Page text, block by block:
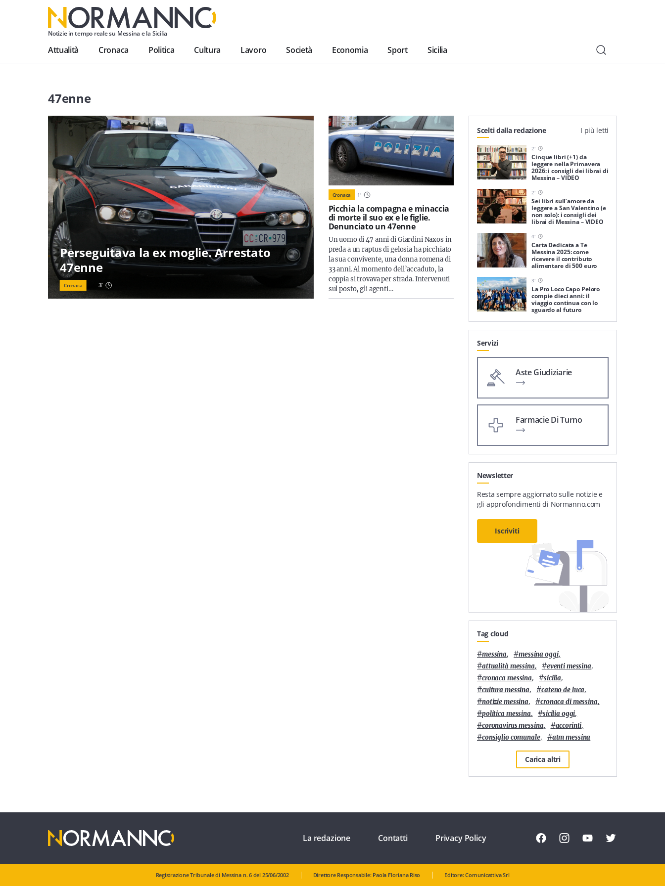
Notizie in tempo reale su Messina e la Sicilia
Attualità Cronaca Politica Cultura Lavoro Società Economia Sport Sicilia
47enne
Perseguitava la ex moglie. Arrestato
47enne
Cronaca 3'
Cronaca 1'
Picchia la compagna e minaccia
di morte il suo ex e le figlie.
Denunciato un 47enne
Un uomo di 47 anni di Giardini Naxos in
preda a un raptus di gelosia ha picchiato
la sua convivente, una donna romena di
33 anni. Al momento dell’accaduto, la
coppia si trovava per strada. Intervenuti
sul posto, gli agenti…
Scelti dalla redazione I più letti
2'
Cinque libri (+1) da
leggere nella Primavera
2026: i consigli dei librai di
Messina – VIDEO
2'
Sei libri sull’amore da
leggere a San Valentino (e
non solo): i consigli dei
librai di Messina – VIDEO
4'
Carta Dedicata a Te
Messina 2025: come
ricevere il contributo
alimentare di 500 euro
3'
La Pro Loco Capo Peloro
compie dieci anni: il
viaggio continua con lo
sguardo al futuro
Servizi
Aste Giudiziarie
Farmacie Di Turno
Newsletter
Resta sempre aggiornato sulle notizie e
gli approfondimenti di Normanno.com
Iscriviti
Tag cloud
#messina, #messina oggi,
#attualità messina, #eventi messina,
#cronaca messina, #sicilia,
#cultura messina, #cateno de luca,
#notizie messina, #cronaca di messina,
#politica messina, #sicilia oggi,
#coronavirus messina, #accorinti,
#consiglio comunale, #atm messina
Carica altri
La redazione Contatti Privacy Policy
Registrazione Tribunale di Messina n. 6 del 25/06/2002 Direttore Responsabile: Paola Floriana Riso Editore: Comunicattiva Srl